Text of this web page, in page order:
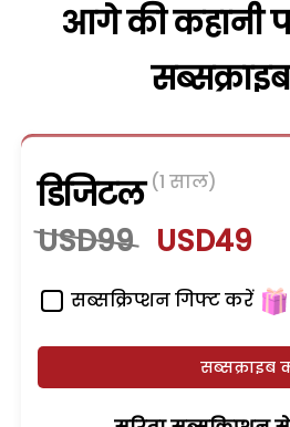
आगे की कहानी
डिजिटल (1 साल)
USD99 USD49
सब्सक्रिप्शन गिफ्ट करें
सब्सक्राइब